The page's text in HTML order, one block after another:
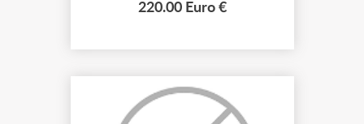
220.00 Euro €